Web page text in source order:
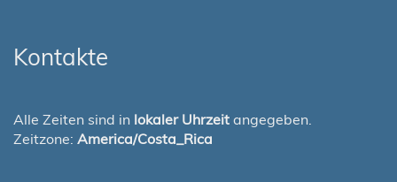
Kontakte
Alle Zeiten sind in lokaler Uhrzeit angegeben.
Zeitzone: America/Costa_Rica